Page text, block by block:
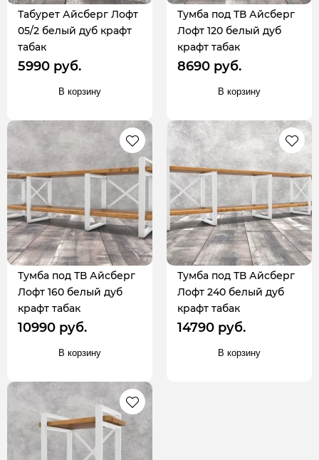
Табурет Айсберг Лофт
05/2 белый дуб крафт
табак
5990 руб.
В корзину
Тумба под ТВ Айсберг
Лофт 120 белый дуб
крафт табак
8690 руб.
В корзину
Тумба под ТВ Айсберг
Лофт 160 белый дуб
крафт табак
10990 руб.
В корзину
Тумба под ТВ Айсберг
Лофт 240 белый дуб
крафт табак
14790 руб.
В корзину